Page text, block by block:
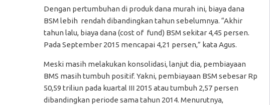
Dengan pertumbuhan di produk dana murah ini, biaya dana
BSM lebih rendah dibandingkan tahun sebelumnya. “Akhir
tahun lalu, biaya dana (cost of fund) BSM sekitar 4,45 persen.
Pada September 2015 mencapai 4,21 persen,” kata Agus.
Meski masih melakukan konsolidasi, lanjut dia, pembiayaan
BMS masih tumbuh positif. Yakni, pembiayaan BSM sebesar Rp
50,59 triliun pada kuartal III 2015 atau tumbuh 2,57 persen
dibandingkan periode sama tahun 2014. Menurutnya,